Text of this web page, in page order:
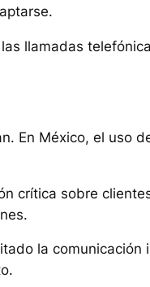
llamadas
En México, el uso
crítica sobre
la